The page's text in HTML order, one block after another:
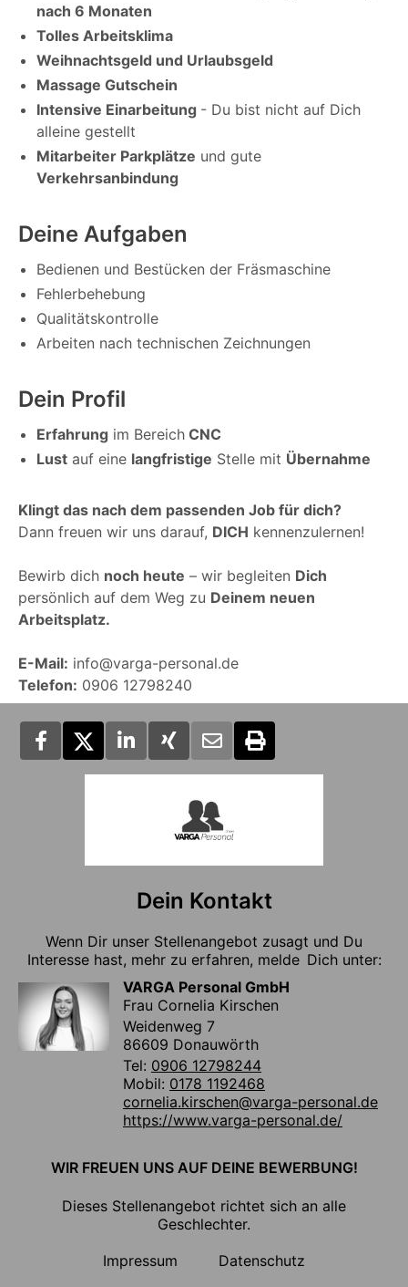
nach 6 Monaten
Tolles Arbeitsklima
Weihnachtsgeld und Urlaubsgeld
Massage Gutschein
Intensive Einarbeitung - Du bist nicht auf Dich
alleine gestellt
Mitarbeiter Parkplätze und gute
Verkehrsanbindung
Deine Aufgaben
Bedienen und Bestücken der Fräsmaschine
Fehlerbehebung
Qualitätskontrolle
Arbeiten nach technischen Zeichnungen
Dein Profil
Erfahrung im Bereich CNC
Lust auf eine langfristige Stelle mit Übernahme
Klingt das nach dem passenden Job für dich?
Dann freuen wir uns darauf, DICH kennenzulernen!
Bewirb dich noch heute – wir begleiten Dich
persönlich auf dem Weg zu Deinem neuen
Arbeitsplatz.
E-Mail: info@varga-personal.de
Telefon: 0906 12798240
Dein Kontakt
Wenn Dir unser Stellenangebot zusagt und Du
Interesse hast, mehr zu erfahren, melde Dich unter:
VARGA Personal GmbH
Frau Cornelia Kirschen
Weidenweg 7
86609 Donauwörth
Tel: 0906 12798244
Mobil: 0178 1192468
cornelia.kirschen@varga-personal.de
https://www.varga-personal.de/
WIR FREUEN UNS AUF DEINE BEWERBUNG!
Dieses Stellenangebot richtet sich an alle
Geschlechter.
Impressum
Datenschutz